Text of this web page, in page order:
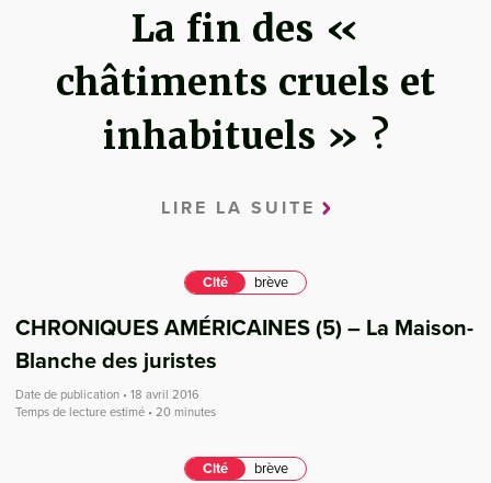
La fin des «
châtiments cruels et
inhabituels » ?
LIRE LA SUITE
Cité brève
CHRONIQUES AMÉRICAINES (5) – La Maison-
Blanche des juristes
Date de publication • 18 avril 2016
Temps de lecture estimé • 20 minutes
Cité brève